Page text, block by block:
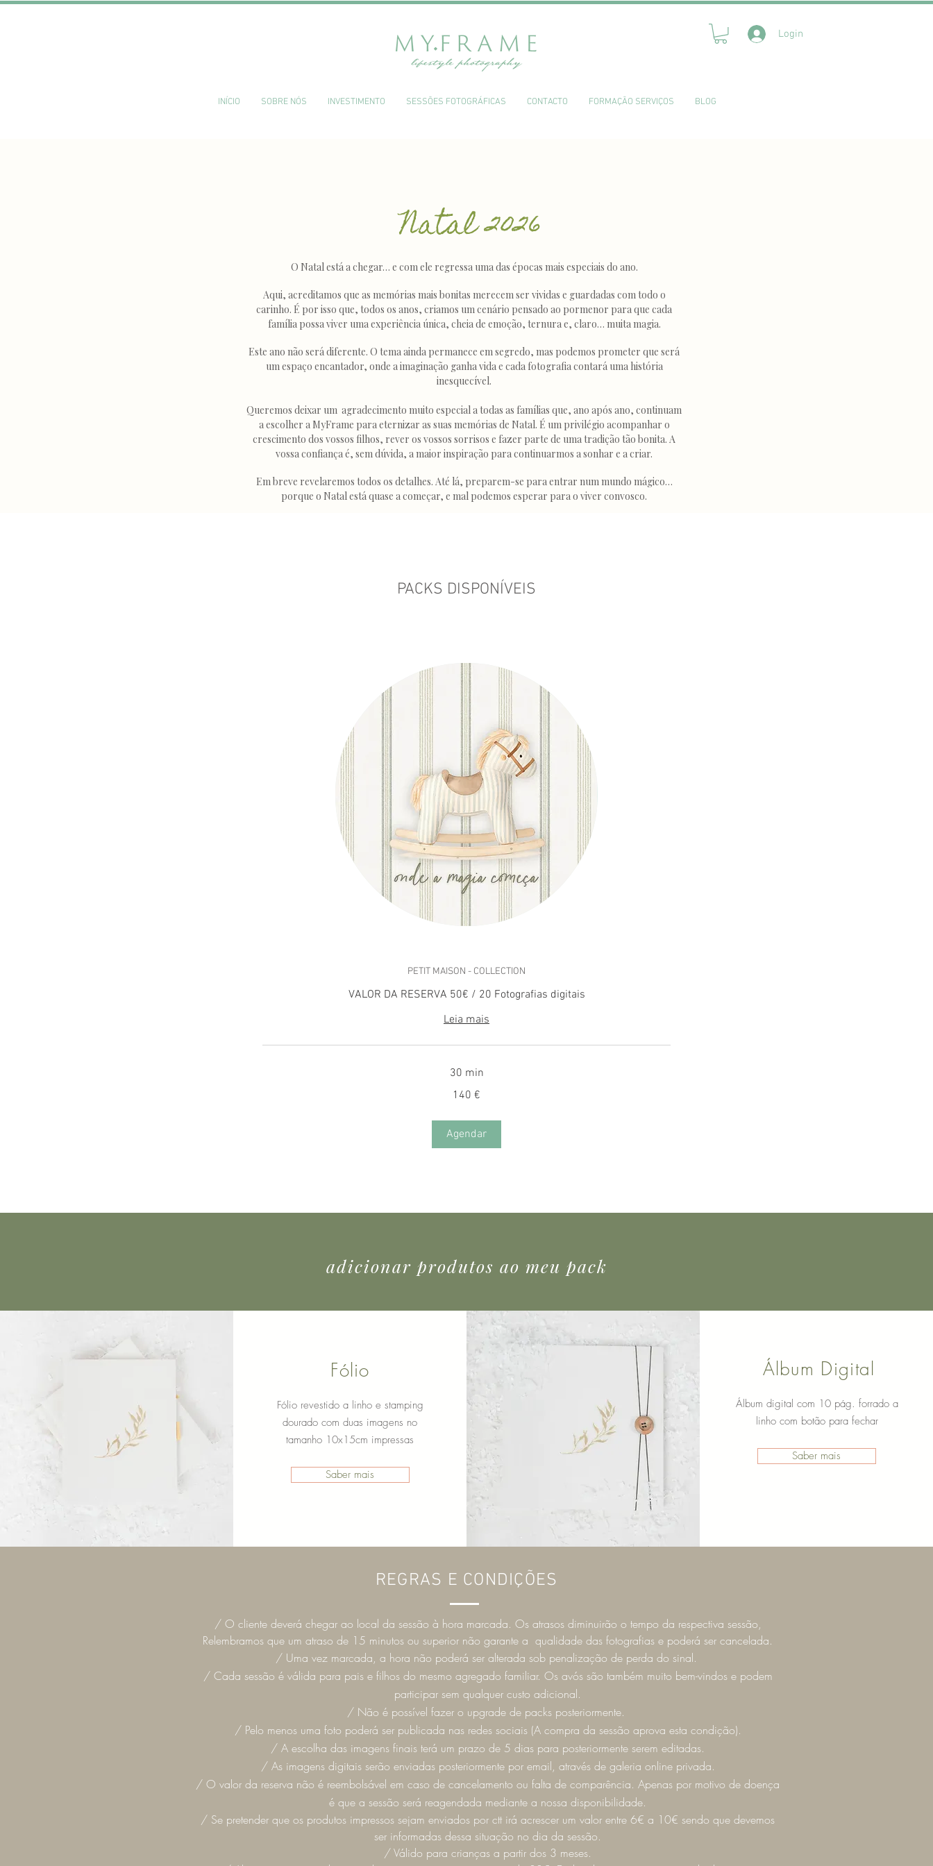
Login
INÍCIO SOBRE NÓS INVESTIMENTO SESSÕES FOTOGRÁFICAS CONTACTO FORMAÇÃO SERVIÇOS BLOG
Natal 2026
O Natal está a chegar… e com ele regressa uma das épocas mais especiais do ano.
Aqui, acreditamos que as memórias mais bonitas merecem ser vividas e guardadas com todo o
carinho. É por isso que, todos os anos, criamos um cenário pensado ao pormenor para que cada
família possa viver uma experiência única, cheia de emoção, ternura e, claro… muita magia.
Este ano não será diferente. O tema ainda permanece em segredo, mas podemos prometer que será
um espaço encantador, onde a imaginação ganha vida e cada fotografia contará uma história
inesquecível.
Queremos deixar um agradecimento muito especial a todas as famílias que, ano após ano, continuam
a escolher a MyFrame para eternizar as suas memórias de Natal. É um privilégio acompanhar o
crescimento dos vossos filhos, rever os vossos sorrisos e fazer parte de uma tradição tão bonita. A
vossa confiança é, sem dúvida, a maior inspiração para continuarmos a sonhar e a criar.
Em breve revelaremos todos os detalhes. Até lá, preparem-se para entrar num mundo mágico…
porque o Natal está quase a começar, e mal podemos esperar para o viver convosco.
PACKS DISPONÍVEIS
PETIT MAISON - COLLECTION
VALOR DA RESERVA 50€ / 20 Fotografias digitais
Leia mais
30 min
140 €
Agendar
adicionar produtos ao meu pack
Fólio
Fólio revestido a linho e stamping
dourado com duas imagens no
tamanho 10x15cm impressas
Saber mais
​Álbum Digital
Álbum digital com 10 pág. forrado a
linho com botão para fechar
Saber mais
REGRAS E CONDIÇÕES
/ O cliente deverá chegar ao local da sessão à hora marcada. Os atrasos diminuirão o tempo da respectiva sessão,
Relembramos que um atraso de 15 minutos ou superior não garante a qualidade das fotografias e poderá ser cancelada.
/ Uma vez marcada, a hora não poderá ser alterada sob penalização de perda do sinal.
/ Cada sessão é válida para pais e filhos do mesmo agregado familiar. Os avós são também muito bem-vindos e podem
participar sem qualquer custo adicional.
/ Não é possível fazer o upgrade de packs posteriormente.
/ Pelo menos uma foto poderá ser publicada nas redes sociais (A compra da sessão aprova esta condição).
/ A escolha das imagens finais terá um prazo de 5 dias para posteriormente serem editadas.
/ As imagens digitais serão enviadas posteriormente por email, através de galeria online privada.
/ O valor da reserva não é reembolsável em caso de cancelamento ou falta de comparência. Apenas por motivo de doença
é que a sessão será reagendada mediante a nossa disponibilidade.
/ Se pretender que os produtos impressos sejam enviados por ctt irá acrescer um valor entre 6€ a 10€ sendo que devemos
ser informadas dessa situação no dia da sessão.
/ Válido para crianças a partir dos 3 meses.